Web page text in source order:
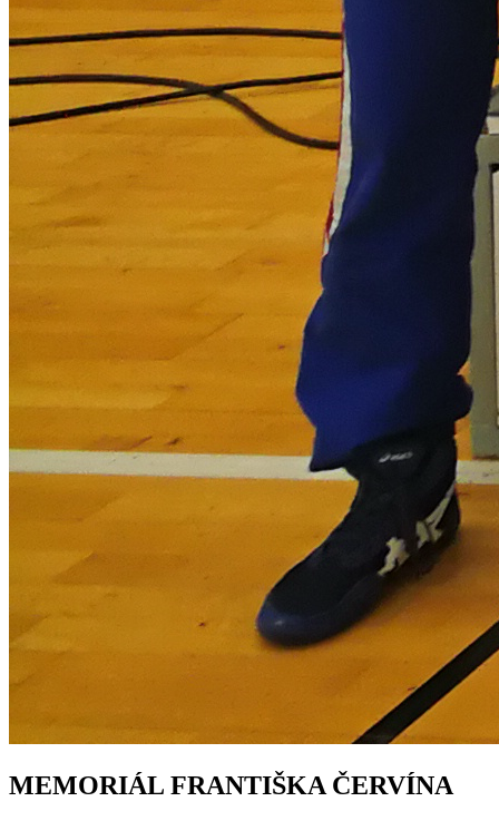
MEMORIÁL FRANTIŠKA ČERVÍNA